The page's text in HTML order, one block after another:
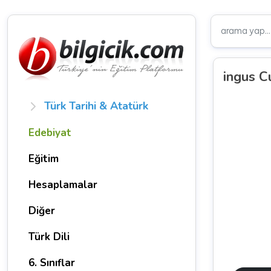
Türk Tarihi & Atatürk
Edebiyat
Eğitim
Hesaplamalar
Diğer
Türk Dili
6. Sınıflar
ingus